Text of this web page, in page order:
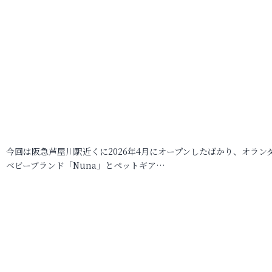
今回は阪急芦屋川駅近くに2026年4月にオープンしたばかり、オラン
ベビーブランド「Nuna」とペットギア…